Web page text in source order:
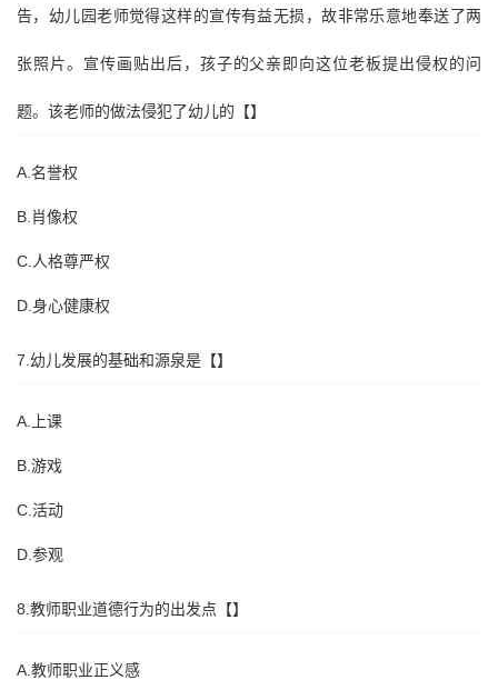
告，幼儿园老师觉得这样的宣传有益无损，故非常乐意地奉送了两
张照片。宣传画贴出后，孩子的父亲即向这位老板提出侵权的问
题。该老师的做法侵犯了幼儿的【】
A.名誉权
B.肖像权
C.人格尊严权
D.身心健康权
7.幼儿发展的基础和源泉是【】
A.上课
B.游戏
C.活动
D.参观
8.教师职业道德行为的出发点【】
A.教师职业正义感